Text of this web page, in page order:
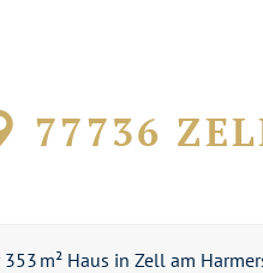
77736
m² Haus in Zell am